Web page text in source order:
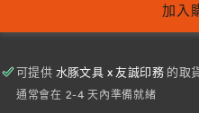
65
Notebook
Plain
A5
65
Notebook
Plain
A5
加入
可提供 水豚文具 x 友誠印務 的取
通常會在 2-4 天內準備就緒